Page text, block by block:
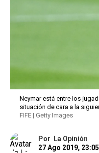
Neymar está entre los
situación de cara a la
FIFE | Getty Images
Por La Opinión
27 Ago 2019,